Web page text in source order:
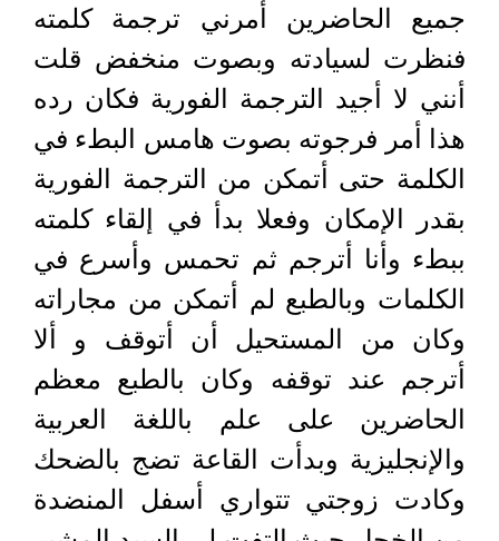
جميع الحاضرين أمرني ترجمة كلمته
فنظرت لسيادته وبصوت منخفض قلت
أنني لا أجيد الترجمة الفورية فكان رده
هذا أمر فرجوته بصوت هامس البطء في
الكلمة حتى أتمكن من الترجمة الفورية
بقدر الإمكان وفعلا بدأ في إلقاء كلمته
ببطء وأنا أترجم ثم تحمس وأسرع في
الكلمات وبالطبع لم أتمكن من مجاراته
وكان من المستحيل أن أتوقف و ألا
أترجم عند توقفه وكان بالطبع معظم
الحاضرين على علم باللغة العربية
والإنجليزية وبدأت القاعة تضج بالضحك
وكادت زوجتي تتواري أسفل المنضدة